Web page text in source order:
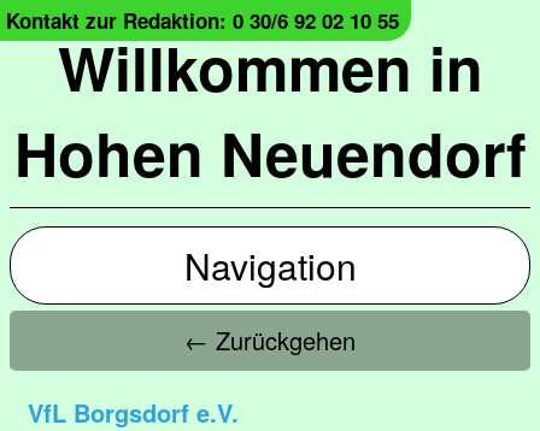
Willkommen in
Hohen Neuendorf
Kontakt zur Redaktion: 0 30/6 92 02 10 55
Navigation
← Zurückgehen
VfL Borgsdorf e.V.